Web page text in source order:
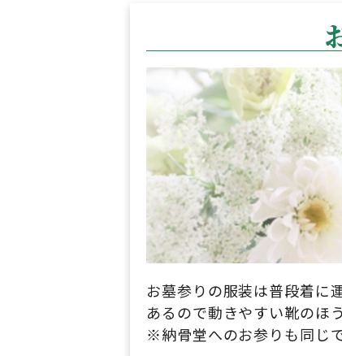
お墓参りの服装は普段着に
あるので動きやすい靴のほ
※納骨堂へのお参りも同じで